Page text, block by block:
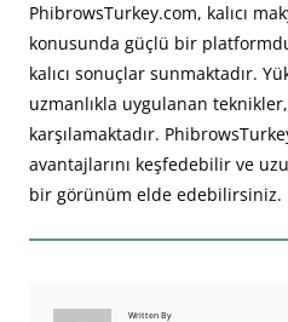
PhibrowsTurkey.com, kalıcı
konusunda güçlü bir
kalıcı sonuçlar sunmaktadır.
uzmanlıkla uygulanan
karşılamaktadır.
avantajlarını keşfedebilir ve
bir görünüm elde edebilirsiniz.
Written By